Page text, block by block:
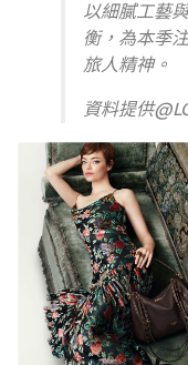
以細膩工藝
衡，為本季
旅人精神。
資料提供